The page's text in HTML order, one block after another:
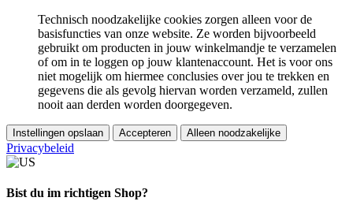
Technisch noodzakelijke cookies zorgen alleen voor de
basisfuncties van onze website. Ze worden bijvoorbeeld
gebruikt om producten in jouw winkelmandje te verzamelen
of om in te loggen op jouw klantenaccount. Het is voor ons
niet mogelijk om hiermee conclusies over jou te trekken en
gegevens die als gevolg hiervan worden verzameld, zullen
nooit aan derden worden doorgegeven.
Instellingen opslaan Accepteren Alleen noodzakelijke
Privacybeleid
Bist du im richtigen Shop?